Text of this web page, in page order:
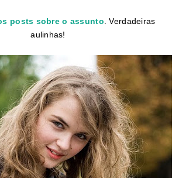
posts sobre o assunto . Verdadeiras
aulinhas!